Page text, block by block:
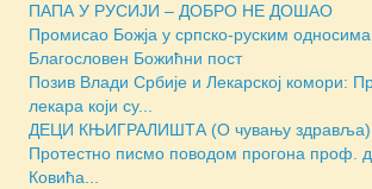
ПАПА У РУСИЈИ – ДОБРО НЕ ДОШАО
Промисао Божја у српско-руским односима
Благословен Божићни пост
Позив Влади Србије и Лекарској комори:
лекара који су...
ДЕЦИ КЊИГРАЛИШТА (О чувању здравља)
Протестно писмо поводом прогона проф.
Ковића...